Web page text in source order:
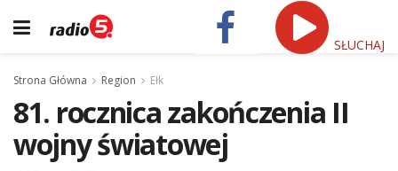
SŁUCHAJ
Strona Główna Region Ełk
81. rocznica zakończenia II
wojny światowej